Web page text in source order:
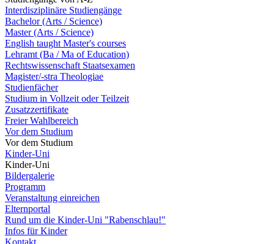
Interdisziplinäre Studiengänge
Bachelor (Arts / Science)
Master (Arts / Science)
English taught Master's courses
Lehramt (Ba / Ma of Education)
Rechtswissenschaft Staatsexamen
Magister/-stra Theologiae
Studienfächer
Studium in Vollzeit oder Teilzeit
Zusatzzertifikate
Freier Wahlbereich
Vor dem Studium
Vor dem Studium
Kinder-Uni
Kinder-Uni
Bildergalerie
Programm
Veranstaltung einreichen
Elternportal
Rund um die Kinder-Uni "Rabenschlau!"
Infos für Kinder
Kontakt